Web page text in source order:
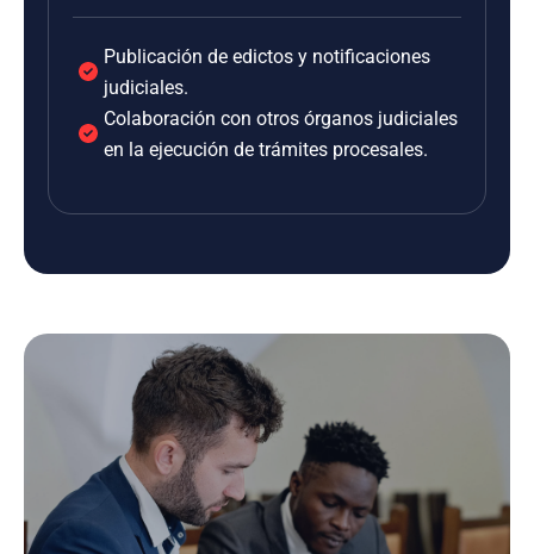
Publicación de edictos y notificaciones
judiciales.
Colaboración con otros órganos judiciales
en la ejecución de trámites procesales.